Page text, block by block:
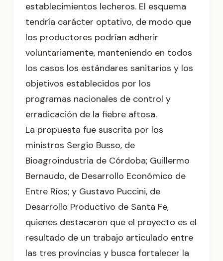
establecimientos lecheros. El esquema
tendría carácter optativo, de modo que
los productores podrían adherir
voluntariamente, manteniendo en todos
los casos los estándares sanitarios y los
objetivos establecidos por los
programas nacionales de control y
erradicación de la fiebre aftosa.
La propuesta fue suscrita por los
ministros Sergio Busso, de
Bioagroindustria de Córdoba; Guillermo
Bernaudo, de Desarrollo Económico de
Entre Ríos; y Gustavo Puccini, de
Desarrollo Productivo de Santa Fe,
quienes destacaron que el proyecto es el
resultado de un trabajo articulado entre
las tres provincias y busca fortalecer la